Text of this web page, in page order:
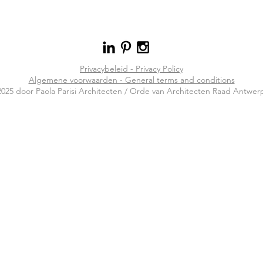
Privacybeleid - Privacy Policy
Algemene voorwaarden - General terms and conditions
door Paola Parisi Architecten / Orde van Architecten Raad